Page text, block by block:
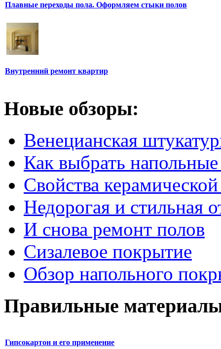
Плавные переходы пола. Оформляем стыки полов
Внутренний ремонт квартир
Новые обзоры:
Венецианская
Как выбрать
Свойства
Недорогая и стильная
И снова ремонт полов
Сизалевое покрытие
Обзор напольного
Правильные
Гипсокартон и его применение